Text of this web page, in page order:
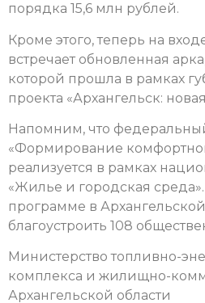
порядка 15,6 млн рублей.
Кроме этого, теперь на
встречает обновленная
которой прошла в рамках
проекта «Архангельск:
Напомним, что
«Формирование
реализуется в рамках
«Жилье и городская
программе в
благоустроить 108
Министерство топливно-
комплекса и жилищно-
Архангельской области